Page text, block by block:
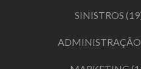
SINISTROS
ADMINISTRAÇÃO